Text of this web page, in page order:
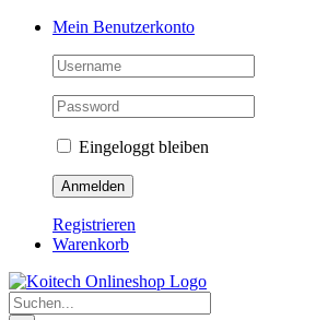
Skip
Mein Benutzerkonto
Eingeloggt bleiben
Registrieren
Warenkorb
Suche